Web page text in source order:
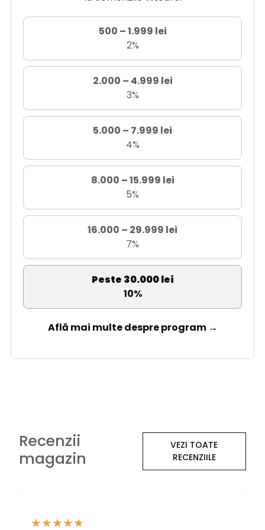
500 – 1.999 lei
2%
2.000 – 4.999 lei
3%
5.000 – 7.999 lei
4%
8.000 – 15.999 lei
5%
16.000 – 29.999 lei
7%
Peste 30.000 lei
10%
Află mai multe despre program →
Recenzii
magazin
VEZI TOATE
RECENZIILE